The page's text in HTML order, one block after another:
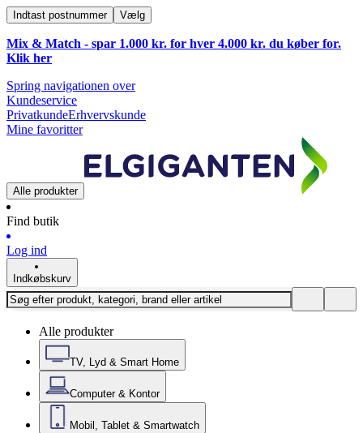
Indtast postnummer Vælg
Mix & Match - spar 1.000 kr. for hver 4.000 kr. du køber for.
Klik her
Spring navigationen over
Kundeservice
PrivatkundeErhvervskunde
Mine favoritter
Alle produkter
Find butik
Log ind
Indkøbskurv
Alle produkter
TV, Lyd & Smart Home
Computer & Kontor
Mobil, Tablet & Smartwatch